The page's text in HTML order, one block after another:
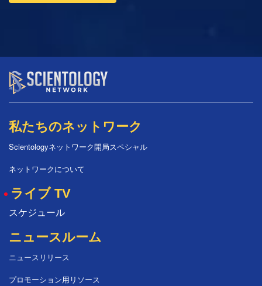
私たちのネットワーク
Scientologyネットワーク開局スペシャル
ネットワークについて
ライブ TV
スケジュール
ニュースルーム
ニュースリリース
プロモーション用リソース